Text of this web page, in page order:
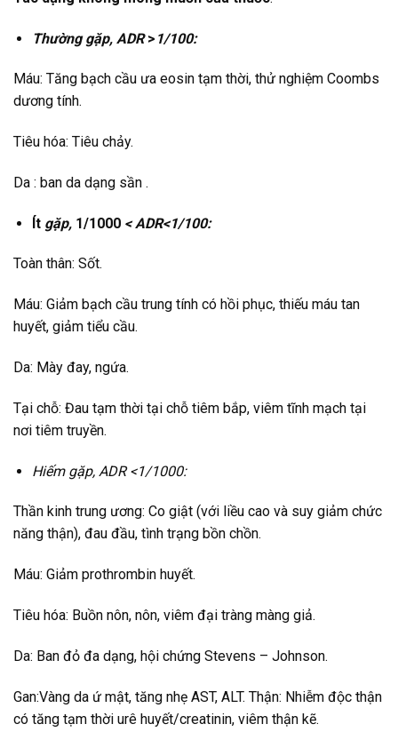
Thường gặp, ADR> 1/100:
Máu: Tăng bạch cầu ưa eosin tạm thời, thử nghiệm Coombs
dương tính.
Tiêu hóa: Tiêu chảy.
Da : ban da dạng sần .
Ít gặp,1/1000 < ADR<1/100:
Toàn thân: Sốt.
Máu: Giảm bạch cầu trung tính có hồi phục, thiếu máu tan
huyết, giảm tiểu cầu.
Da: Mày đay, ngứa.
Tại chỗ: Đau tạm thời tại chỗ tiêm bắp, viêm tĩnh mạch tại
nơi tiêm truyền.
Hiếm gặp, ADR <1/1000:
Thần kinh trung ương: Co giật (với liều cao và suy giảm chức
năng thận), đau đầu, tình trạng bồn chồn.
Máu: Giảm prothrombin huyết.
Tiêu hóa: Buồn nôn, nôn, viêm đại tràng màng giả.
Da: Ban đỏ đa dạng, hội chứng Stevens – Johnson.
Gan:Vàng da ứ mật, tăng nhẹ AST, ALT. Thận: Nhiễm độc thận
có tăng tạm thời urê huyết/creatinin, viêm thận kẽ.